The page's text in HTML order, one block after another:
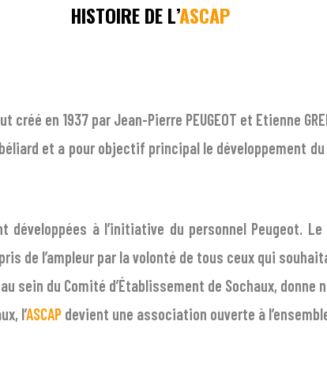
HISTOIRE DE L’ASCAP
en 1937 par Jean-Pierre PEUGEOT et Etienne
et a pour objectif principal le développement
à l’initiative du personnel Peugeot.
de l’ampleur par la volonté de tous ceux qui
sein du Comité d’Établissement de Sochaux, donne
l’ASCAP devient une association ouverte à